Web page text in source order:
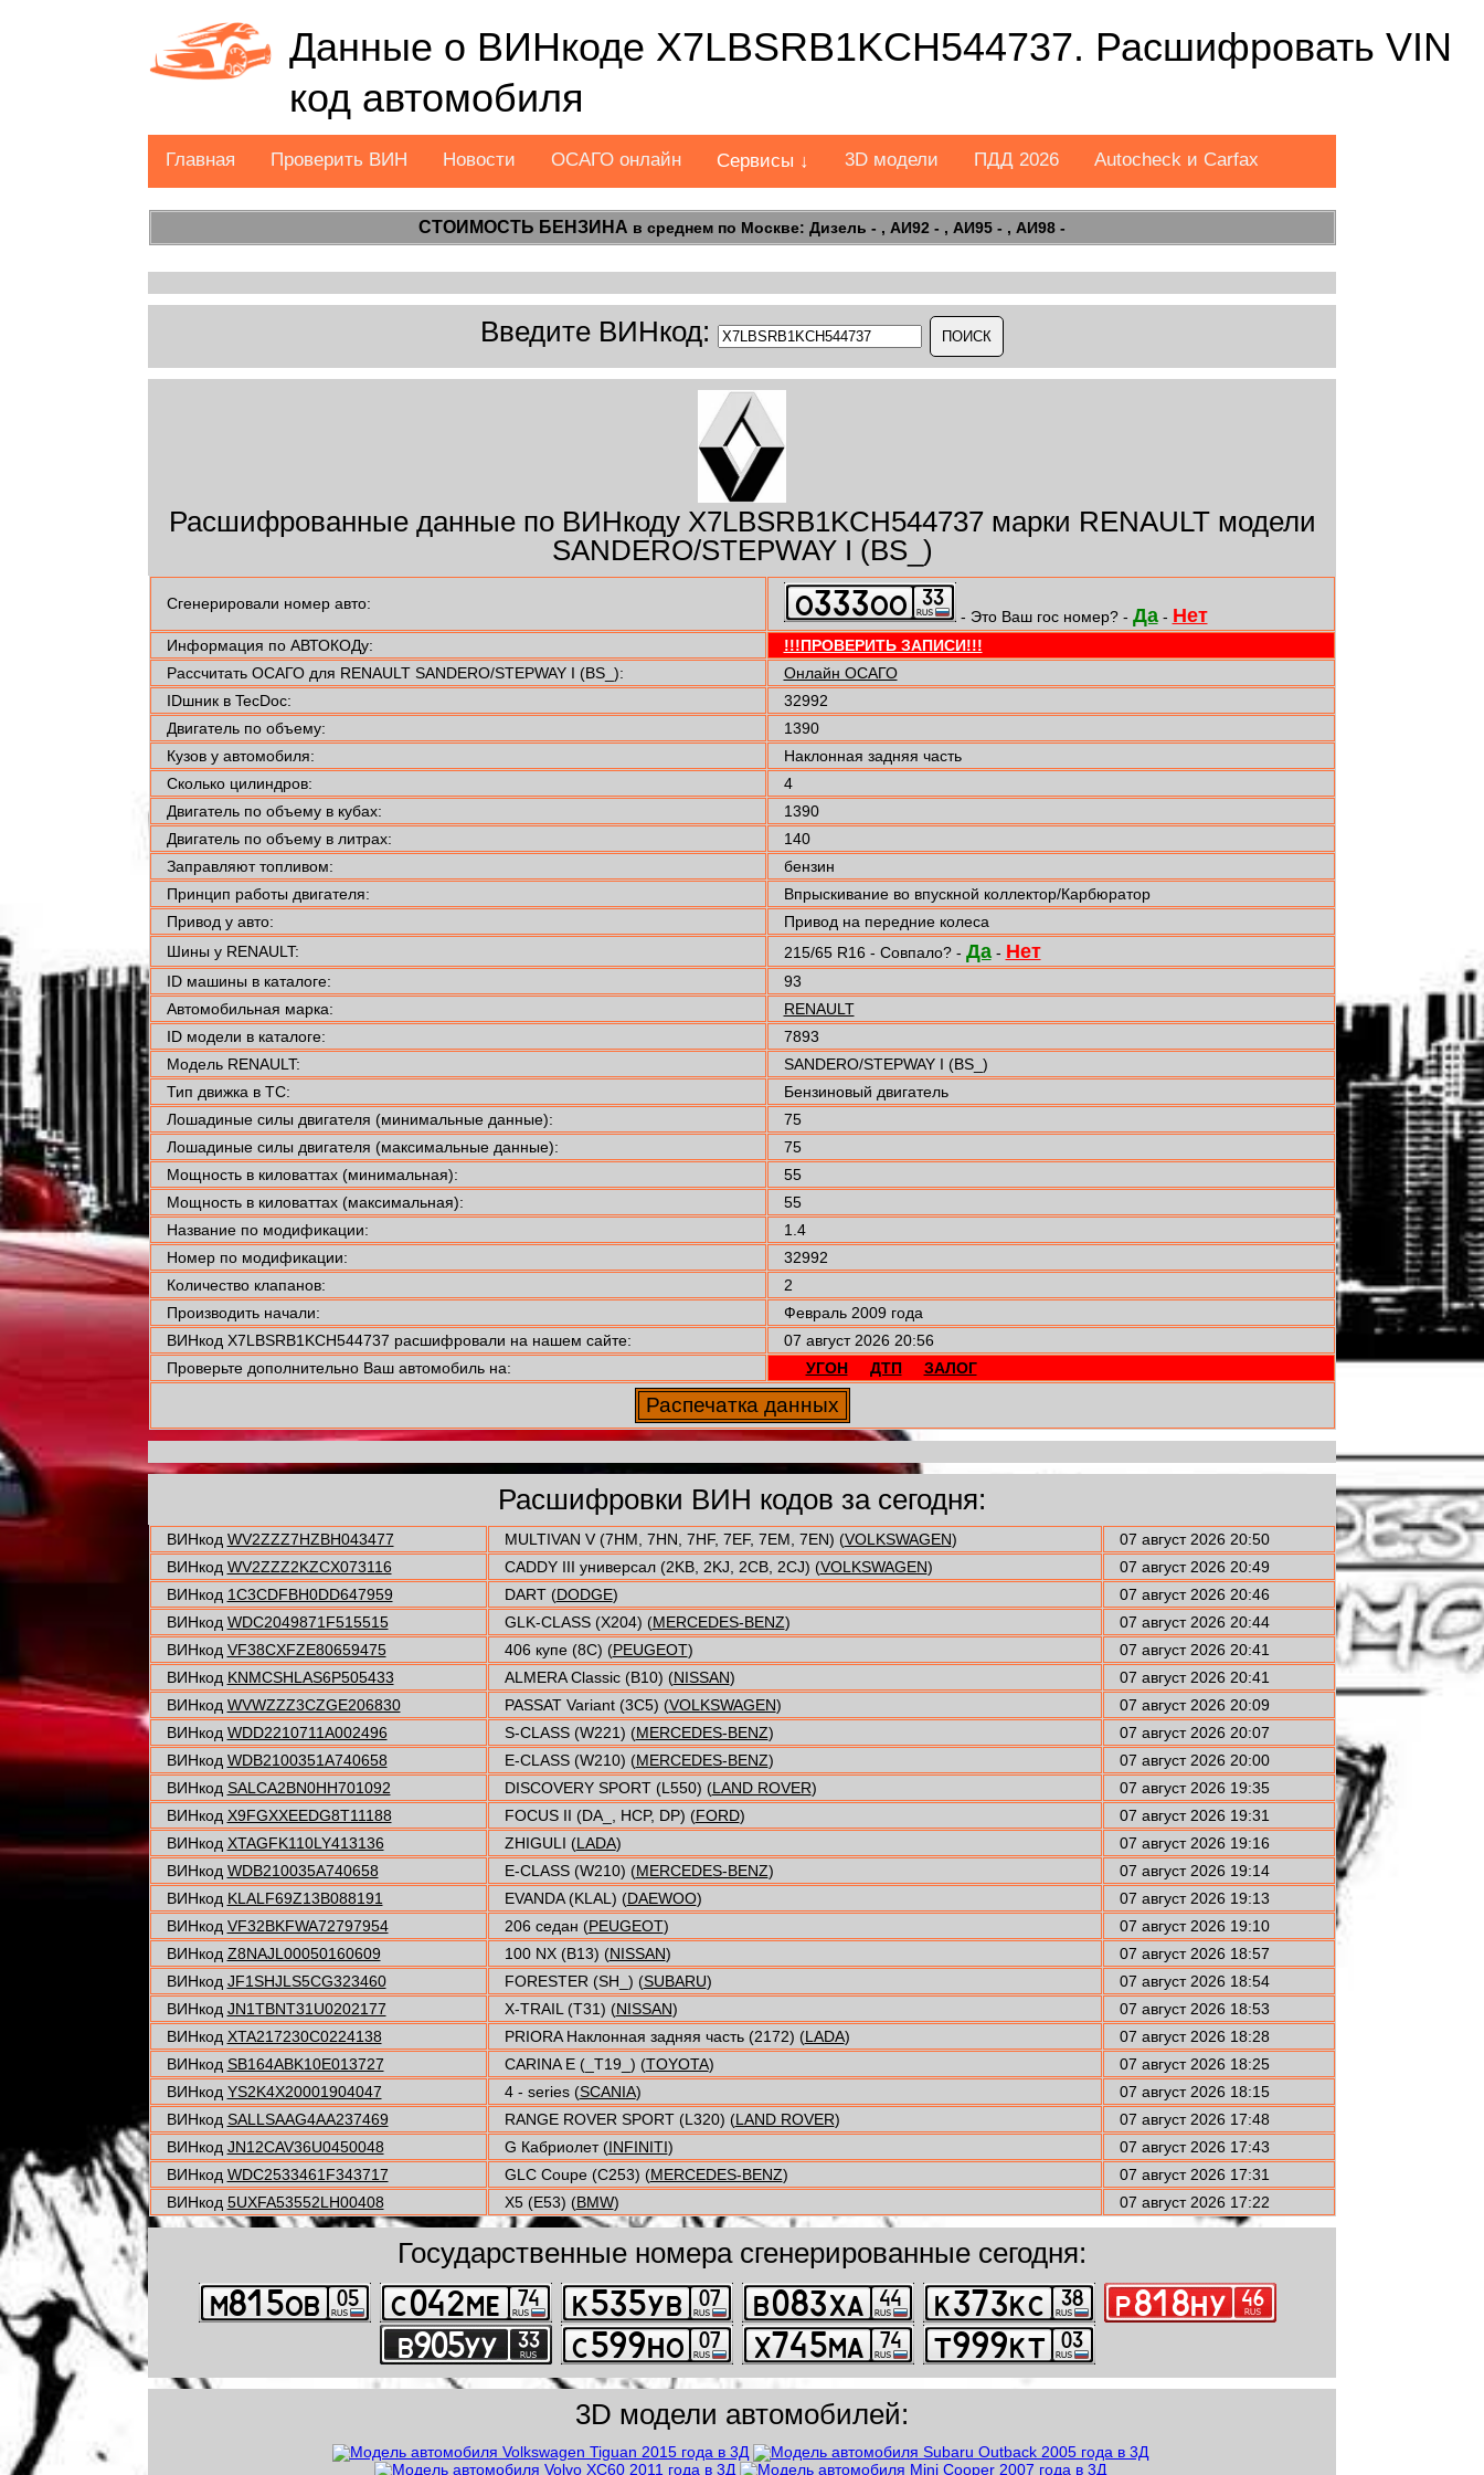
Данные о ВИНкоде X7LBSRB1KCH544737. Расшифровать VIN
код автомобиля
Главная Проверить ВИН Новости ОСАГО онлайн Сервисы ↓ 3D модели ПДД 2026 Autocheck и Carfax
СТОИМОСТЬ БЕНЗИНА в среднем по Москве: Дизель - , АИ92 - , АИ95 - , АИ98 -
Введите ВИНкод:
Расшифрованные данные по ВИНкоду X7LBSRB1KCH544737 марки RENAULT модели
SANDERO/STEPWAY I (BS_)
Сгенерировали номер авто:
- Это Ваш гос номер? - Да- Нет
Информация по АВТОКОДу:
!!!ПРОВЕРИТЬ ЗАПИСИ!!!
Рассчитать ОСАГО для RENAULT SANDERO/STEPWAY I (BS_):
Онлайн ОСАГО
IDшник в TecDoc:
32992
Двигатель по объему:
1390
Кузов у автомобиля:
Наклонная задняя часть
Сколько цилиндров:
4
Двигатель по объему в кубах:
1390
Двигатель по объему в литрах:
140
Заправляют топливом:
бензин
Принцип работы двигателя:
Впрыскивание во впускной коллектор/Карбюратор
Привод у авто:
Привод на передние колеса
Шины у RENAULT:
215/65 R16 - Совпало? - Да- Нет
ID машины в каталоге:
93
Автомобильная марка:
RENAULT
ID модели в каталоге:
7893
Модель RENAULT:
SANDERO/STEPWAY I (BS_)
Тип движка в ТС:
Бензиновый двигатель
Лошадиные силы двигателя (минимальные данные):
75
Лошадиные силы двигателя (максимальные данные):
75
Мощность в киловаттах (минимальная):
55
Мощность в киловаттах (максимальная):
55
Название по модификации:
1.4
Номер по модификации:
32992
Количество клапанов:
2
Производить начали:
Февраль 2009 года
ВИНкод X7LBSRB1KCH544737 расшифровали на нашем сайте:
07 август 2026 20:56
Проверьте дополнительно Ваш автомобиль на:
УГОН ДТП ЗАЛОГ
Расшифровки ВИН кодов за сегодня:
ВИНкод WV2ZZZ7HZBH043477 MULTIVAN V (7HM, 7HN, 7HF, 7EF, 7EM, 7EN) (VOLKSWAGEN)
07 август 2026 20:50
ВИНкод WV2ZZZ2KZCX073116 CADDY III универсал (2KB, 2KJ, 2CB, 2CJ) (VOLKSWAGEN)
07 август 2026 20:49
ВИНкод 1C3CDFBH0DD647959 DART (DODGE)
07 август 2026 20:46
ВИНкод WDC2049871F515515 GLK-CLASS (X204) (MERCEDES-BENZ)
07 август 2026 20:44
ВИНкод VF38CXFZE80659475 406 купе (8C) (PEUGEOT)
07 август 2026 20:41
ВИНкод KNMCSHLAS6P505433 ALMERA Classic (B10) (NISSAN)
07 август 2026 20:41
ВИНкод WVWZZZ3CZGE206830 PASSAT Variant (3C5) (VOLKSWAGEN)
07 август 2026 20:09
ВИНкод WDD2210711A002496 S-CLASS (W221) (MERCEDES-BENZ)
07 август 2026 20:07
ВИНкод WDB2100351A740658 E-CLASS (W210) (MERCEDES-BENZ)
07 август 2026 20:00
ВИНкод SALCA2BN0HH701092 DISCOVERY SPORT (L550) (LAND ROVER)
07 август 2026 19:35
ВИНкод X9FGXXEEDG8T11188 FOCUS II (DA_, HCP, DP) (FORD)
07 август 2026 19:31
ВИНкод XTAGFK110LY413136 ZHIGULI (LADA)
07 август 2026 19:16
ВИНкод WDB210035A740658 E-CLASS (W210) (MERCEDES-BENZ)
07 август 2026 19:14
ВИНкод KLALF69Z13B088191 EVANDA (KLAL) (DAEWOO)
07 август 2026 19:13
ВИНкод VF32BKFWA72797954 206 седан (PEUGEOT)
07 август 2026 19:10
ВИНкод Z8NAJL00050160609 100 NX (B13) (NISSAN)
07 август 2026 18:57
ВИНкод JF1SHJLS5CG323460 FORESTER (SH_) (SUBARU)
07 август 2026 18:54
ВИНкод JN1TBNT31U0202177 X-TRAIL (T31) (NISSAN)
07 август 2026 18:53
ВИНкод XTA217230C0224138 PRIORA Наклонная задняя часть (2172) (LADA)
07 август 2026 18:28
ВИНкод SB164ABK10E013727 CARINA E (_T19_) (TOYOTA)
07 август 2026 18:25
ВИНкод YS2K4X20001904047 4 - series (SCANIA)
07 август 2026 18:15
ВИНкод SALLSAAG4AA237469 RANGE ROVER SPORT (L320) (LAND ROVER)
07 август 2026 17:48
ВИНкод JN12CAV36U0450048 G Кабриолет (INFINITI)
07 август 2026 17:43
ВИНкод WDC2533461F343717 GLC Coupe (C253) (MERCEDES-BENZ)
07 август 2026 17:31
ВИНкод 5UXFA53552LH00408 X5 (E53) (BMW) 07 август 2026 17:22
Государственные номера сгенерированные сегодня:
3D модели автомобилей: